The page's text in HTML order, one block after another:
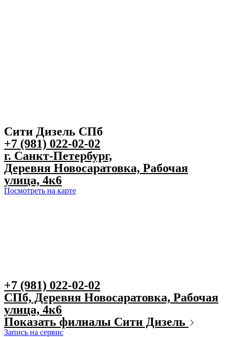
Сити Дизель СПб
+7 (981) 022-02-02
г. Санкт-Петербург,
Деревня Новосаратовка, Рабочая
улица, 4к6
Посмотреть на карте
+7 (981) 022-02-02
СПб, Деревня Новосаратовка, Рабочая
улица, 4к6
Показать филиалы Сити Дизель
Запись на сервис